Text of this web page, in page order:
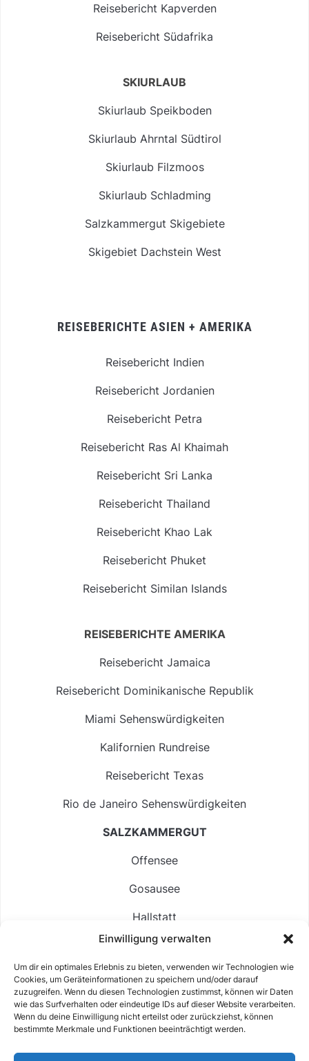
Einwilligung verwalten
Um dir ein optimales Erlebnis zu bieten, verwenden wir Technologien wie
Cookies, um Geräteinformationen zu speichern und/oder darauf
zuzugreifen. Wenn du diesen Technologien zustimmst, können wir Daten
wie das Surfverhalten oder eindeutige IDs auf dieser Website verarbeiten.
Wenn du deine Einwilligung nicht erteilst oder zurückziehst, können
bestimmte Merkmale und Funktionen beeinträchtigt werden.
Reisebericht Kapverden
Reisebericht Südafrika
SKIURLAUB
Skiurlaub Speikboden
Skiurlaub Ahrntal Südtirol
Skiurlaub Filzmoos
Skiurlaub Schladming
Salzkammergut Skigebiete
Skigebiet Dachstein West
REISEBERICHTE ASIEN + AMERIKA
Reisebericht Indien
Reisebericht Jordanien
Reisebericht Petra
Reisebericht Ras Al Khaimah
Reisebericht Sri Lanka
Reisebericht Thailand
Reisebericht Khao Lak
Reisebericht Phuket
Reisebericht Similan Islands
REISEBERICHTE AMERIKA
Reisebericht Jamaica
Reisebericht Dominikanische Republik
Miami Sehenswürdigkeiten
Kalifornien Rundreise
Reisebericht Texas
Rio de Janeiro Sehenswürdigkeiten
SALZKAMMERGUT
Offensee
Gosausee
Hallstatt
Langbathsee
Altausseer See
Hintersee